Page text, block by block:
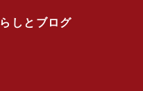
しとブログ